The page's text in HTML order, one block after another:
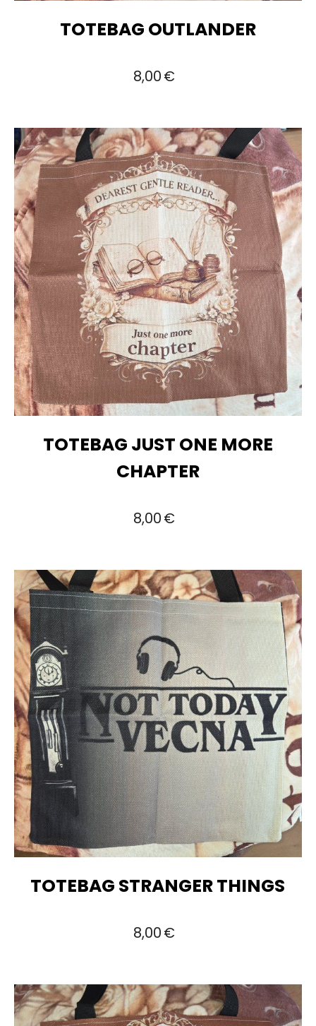
TOTEBAG OUTLANDER
8,00€
TOTEBAG JUST ONE MORE
CHAPTER
8,00€
TOTEBAG STRANGER THINGS
8,00€